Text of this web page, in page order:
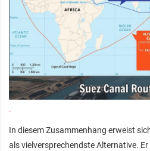
In diesem Zusammenhang erweist
als vielversprechendste Alternative.